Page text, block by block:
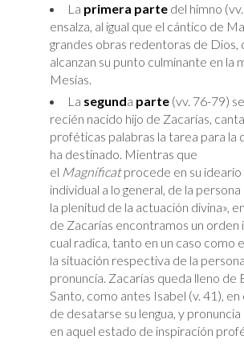
La primera parte del himno
ensalza, al igual que el cántico de
grandes obras redentoras de Dios,
alcanzan su punto culminante en la
Mesías.
La segunda parte (vv. 76-79)
recién nacido hijo de Zacarías,
proféticas palabras la tarea para la
ha destinado. Mientras que
el Magníficatprocede en su ideario
individual a lo general, de la
la plenitud de la actuación divina»,
de Zacarías encontramos un orden
cual radica, tanto en un caso como
la situación respectiva de la
pronuncia. Zacarías queda lleno de
Santo, como antes Isabel (v. 41),
de desatarse su lengua, y
en aquel estado de inspiración